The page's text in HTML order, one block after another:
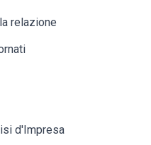
relazione
d'Impresa